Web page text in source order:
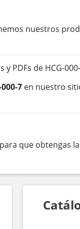
nuestros
PDFs de HCG-
000-7 en nuestro
que obtengas